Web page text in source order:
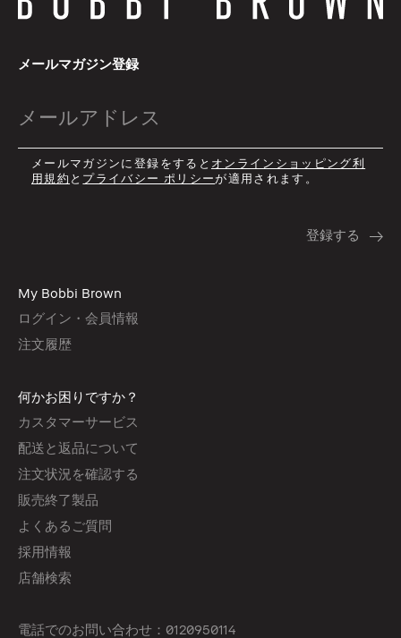
メールマガジン登録
メールマガジンに登録をすると オンラインショッピング利
用規約 と プライバシー ポリシーが適用されます。
My Bobbi Brown
ログイン・会員情報
注文履歴
何かお困りですか？
カスタマーサービス
配送と返品について
注文状況を確認する
販売終了製品
よくあるご質問
採用情報
店舗検索
電話でのお問い合わせ：0120950114